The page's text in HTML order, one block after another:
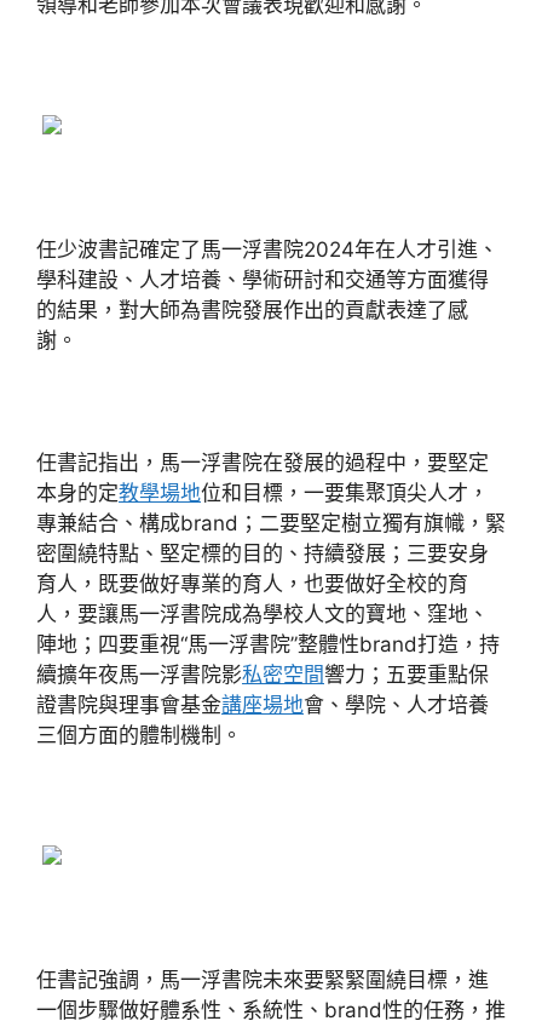
領導和老師參加本次會議表現歡迎和感謝。
任少波書記確定了馬一浮書院2024年在人才引進、
學科建設、人才培養、學術研討和交通等方面獲得
的結果，對大師為書院發展作出的貢獻表達了感
謝。
任書記指出，馬一浮書院在發展的過程中，要堅定
本身的定教學場地位和目標，一要集聚頂尖人才，
專兼結合、構成brand；二要堅定樹立獨有旗幟，緊
密圍繞特點、堅定標的目的、持續發展；三要安身
育人，既要做好專業的育人，也要做好全校的育
人，要讓馬一浮書院成為學校人文的寶地、窪地、
陣地；四要重視“馬一浮書院”整體性brand打造，持
續擴年夜馬一浮書院影私密空間響力；五要重點保
證書院與理事會基金講座場地會、學院、人才培養
三個方面的體制機制。
任書記強調，馬一浮書院未來要緊緊圍繞目標，進
一個步驟做好體系性、系統性、brand性的任務，推